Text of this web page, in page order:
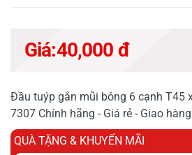
Giá:40,000 đ
Đầu tuýp gắn mũi bông 6 cạnh T45
7307 Chính hãng - Giá rẻ - Giao
QUÀ TẶNG & KHUYẾN MÃI